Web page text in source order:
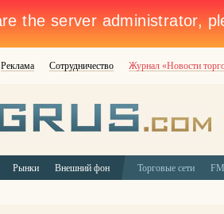
Реклама Сотрудничество Журнал «Новости
Рынки Внешний фон Торговые сети